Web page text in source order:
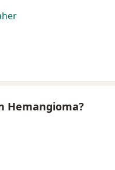
Hemangioma?